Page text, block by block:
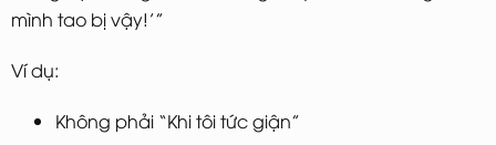
mình tao bị vậy!’”
Ví dụ:
Không phải “Khi tôi tức giận”